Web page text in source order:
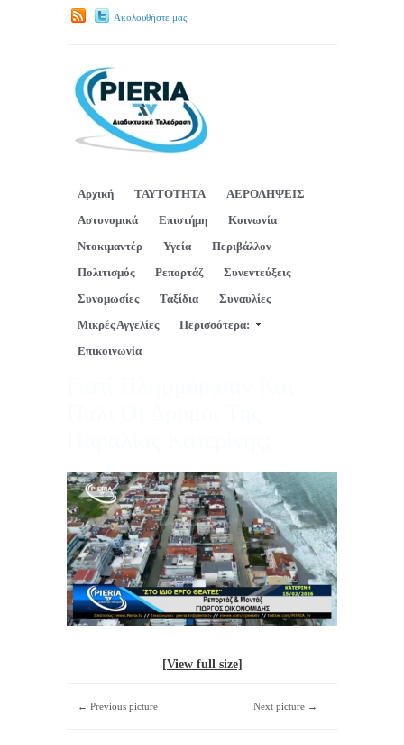
Ακολουθήστε μας.
Αρχική ΤΑΥΤΟΤΗΤΑ
ΑΕΡΟΛΗΨΕΙΣ
Αστυνομικά
Επιστήμη
Κοινωνία
Ντοκιμαντέρ
Υγεία
Περιβάλλον
Πολιτισμός
Ρεπορτάζ
Συνεντεύξεις
Συνομωσίες
Ταξίδια
Συναυλίες
Μικρές Αγγελίες
Περισσότερα:
Επικοινωνία
[View full size]
← Previous picture Next picture →